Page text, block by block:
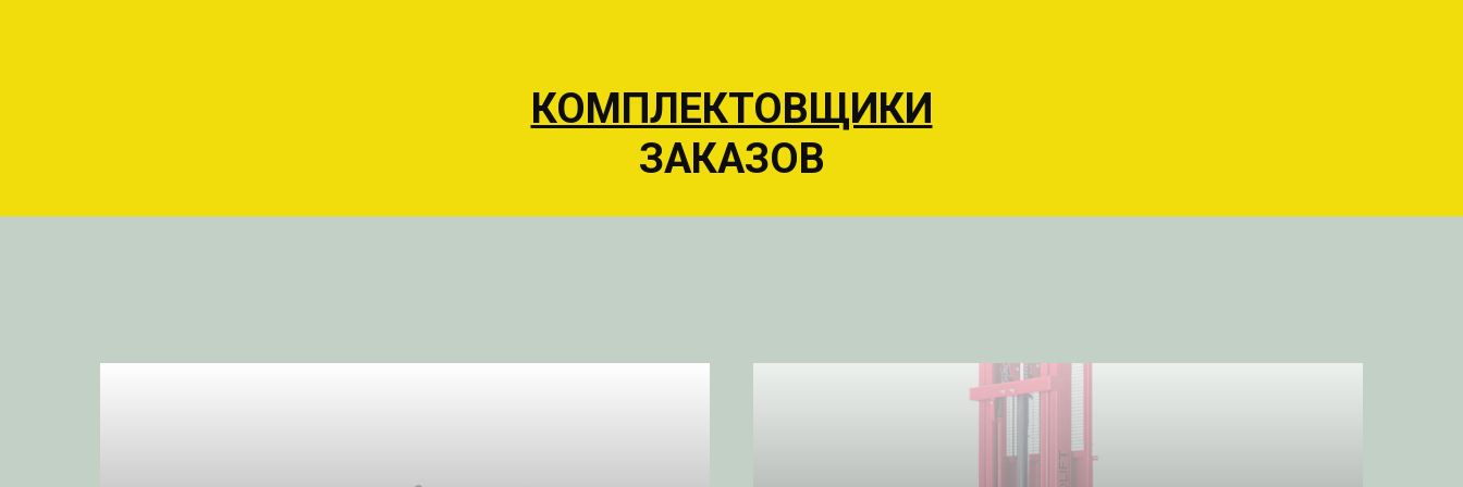
КОМПЛЕКТОВЩИКИ
ЗАКАЗОВ